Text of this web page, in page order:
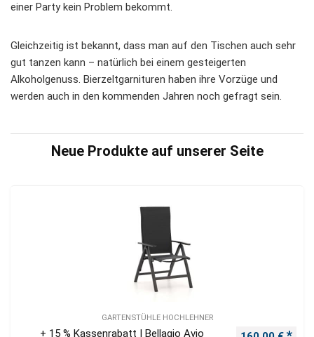
einer Party kein Problem bekommt.
Gleichzeitig ist bekannt, dass man auf den Tischen auch sehr
gut tanzen kann – natürlich bei einem gesteigerten
Alkoholgenuss. Bierzeltgarnituren haben ihre Vorzüge und
werden auch in den kommenden Jahren noch gefragt sein.
Neue Produkte auf unserer Seite
GARTENSTÜHLE HOCHLEHNER
+ 15 % Kassenrabatt | Bellagio Avio